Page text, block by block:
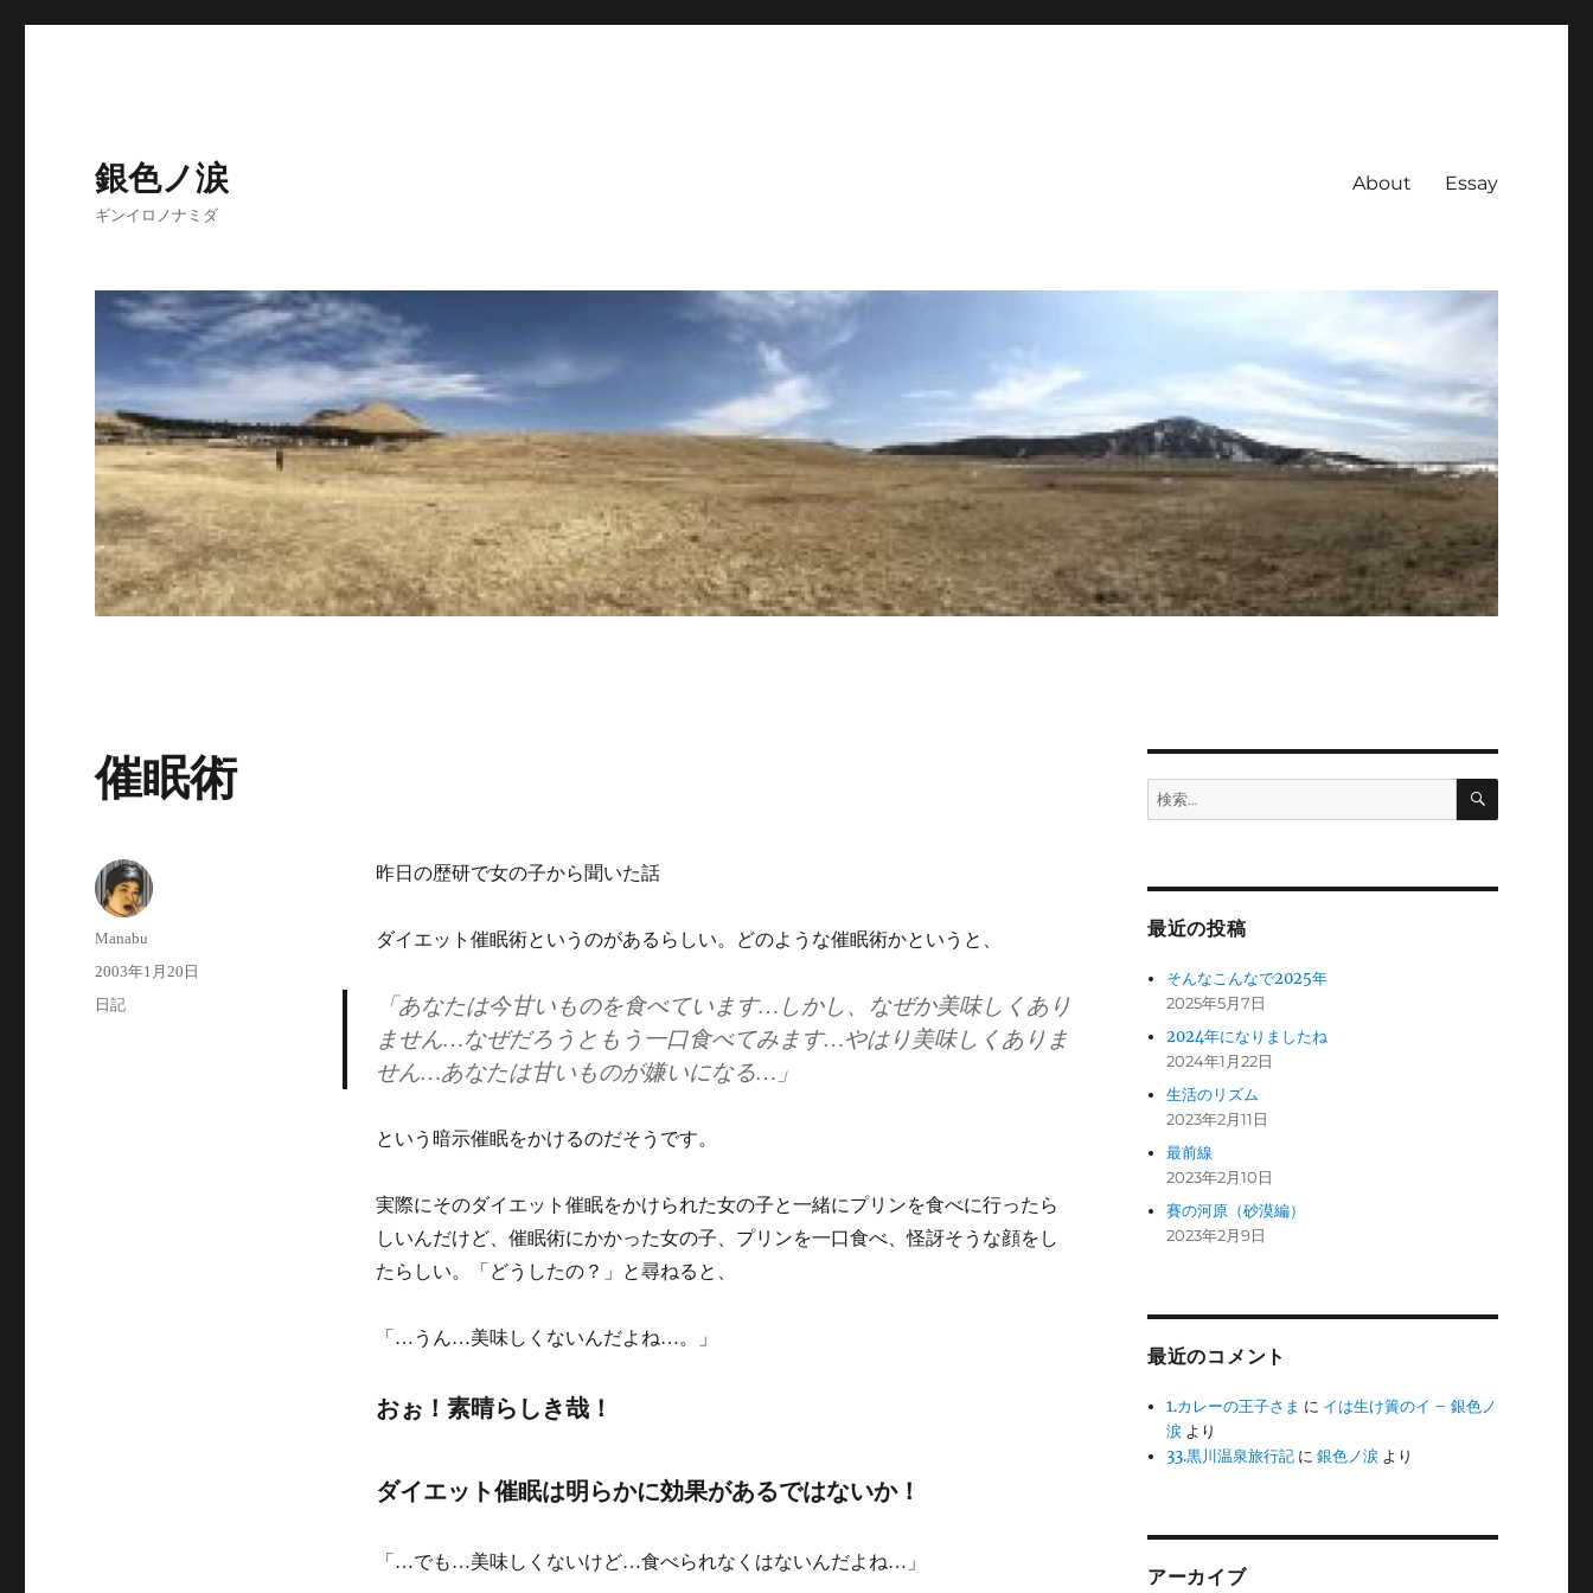
銀色ノ涙
ギンイロノナミダ
About Essay
催眠術
昨日の歴研で女の子から聞いた話
ダイエット催眠術というのがあるらしい。どのような催眠術かというと、
「あなたは今甘いものを食べています…しかし、なぜか美味しくあり
ません…なぜだろうともう一口食べてみます…やはり美味しくありま
せん…あなたは甘いものが嫌いになる…」
という暗示催眠をかけるのだそうです。
実際にそのダイエット催眠をかけられた女の子と一緒にプリンを食べに行ったら
しいんだけど、催眠術にかかった女の子、プリンを一口食べ、怪訝そうな顔をし
たらしい。「どうしたの？」と尋ねると、
「…うん…美味しくないんだよね…。」
おぉ！素晴らしき哉！
ダイエット催眠は明らかに効果があるではないか！
「…でも…美味しくないけど…食べられなくはないんだよね…」
投
稿
Manabu
投
稿
2003年1月20日
カ
日記
検
索:
検
最近の投稿
そんなこんなで2025年
2025年5月7日
2024年になりましたね
2024年1月22日
生活のリズム
2023年2月11日
最前線
2023年2月10日
賽の河原（砂漠編）
2023年2月9日
最近のコメント
1.カレーの王子さま に イは生け簀のイ – 銀色ノ
涙 より
33.黒川温泉旅行記 に銀色ノ涙 より
アーカイブ